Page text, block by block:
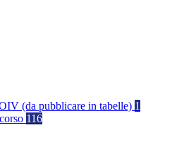
(da pubblicare in tabelle) 1
116